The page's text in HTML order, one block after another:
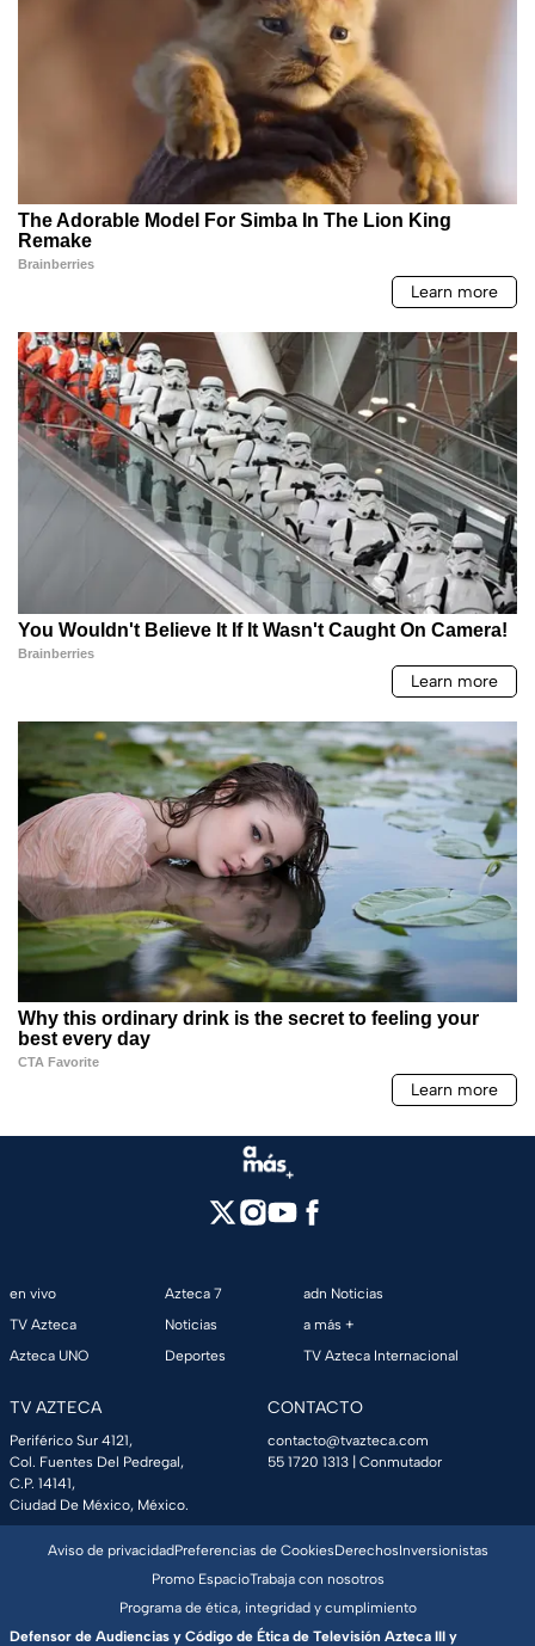
en vivo
TV Azteca
Azteca UNO
Azteca 7
Noticias
Deportes
adn Noticias
a más +
TV Azteca Internacional
TV AZTECA
Periférico Sur 4121,
Col. Fuentes Del Pedregal,
C.P. 14141,
Ciudad De México, México.
CONTACTO
contacto@tvazteca.com
55 1720 1313 | Conmutador
Aviso de privacidadPreferencias de CookiesDerechosInversionistas
Promo EspacioTrabaja con nosotros
Programa de ética, integridad y cumplimiento
Defensor de Audiencias y Código de Ética de Televisión Azteca III y